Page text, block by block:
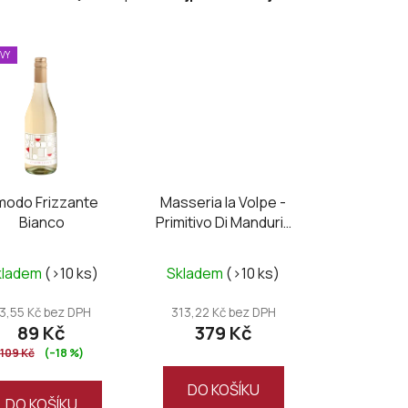
d
u
t
ů
Frizzante
Bianco
(>10 ks)
Kč bez DPH
89 Kč
109 Kč (–18 %)
Masseria la Volpe -
Primitivo Di Manduria
hodnocení
produktu
je
z
Skladem (>10 ks)
313,22 Kč bez DPH
379 Kč
DO KOŠÍKU